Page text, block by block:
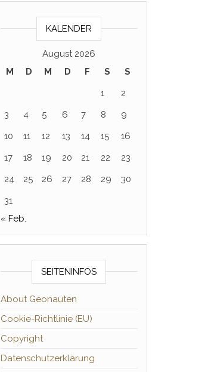
KALENDER
August 2026
M
D M D F S
S
1
2
3
4 5 6 7 8
9
10
11 12 13 14 15
16
17
18 19 20 21 22
23
24
25 26 27 28 29
30
31
« Feb.
SEITENINFOS
About Geonauten
Cookie-Richtlinie (EU)
Copyright
Datenschutzerklärung